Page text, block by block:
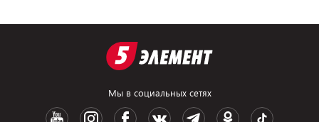
Мы в социальных сетях